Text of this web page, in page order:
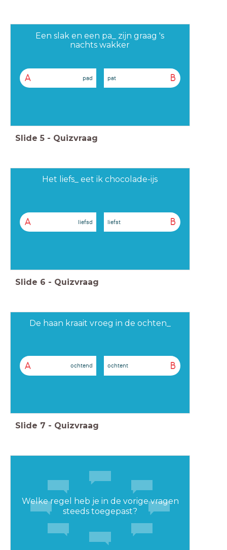
Een slak en een pa_ zijn graag 's
nachts wakker
A pad B
pat
Slide 5 - Quizvraag
Het liefs_ eet ik chocolade-ijs
A liefsd B
liefst
Slide 6 - Quizvraag
De haan kraait vroeg in de ochten_
A ochtend B
ochtent
Slide 7 - Quizvraag
Welke regel heb je in de vorige vragen
steeds toegepast?